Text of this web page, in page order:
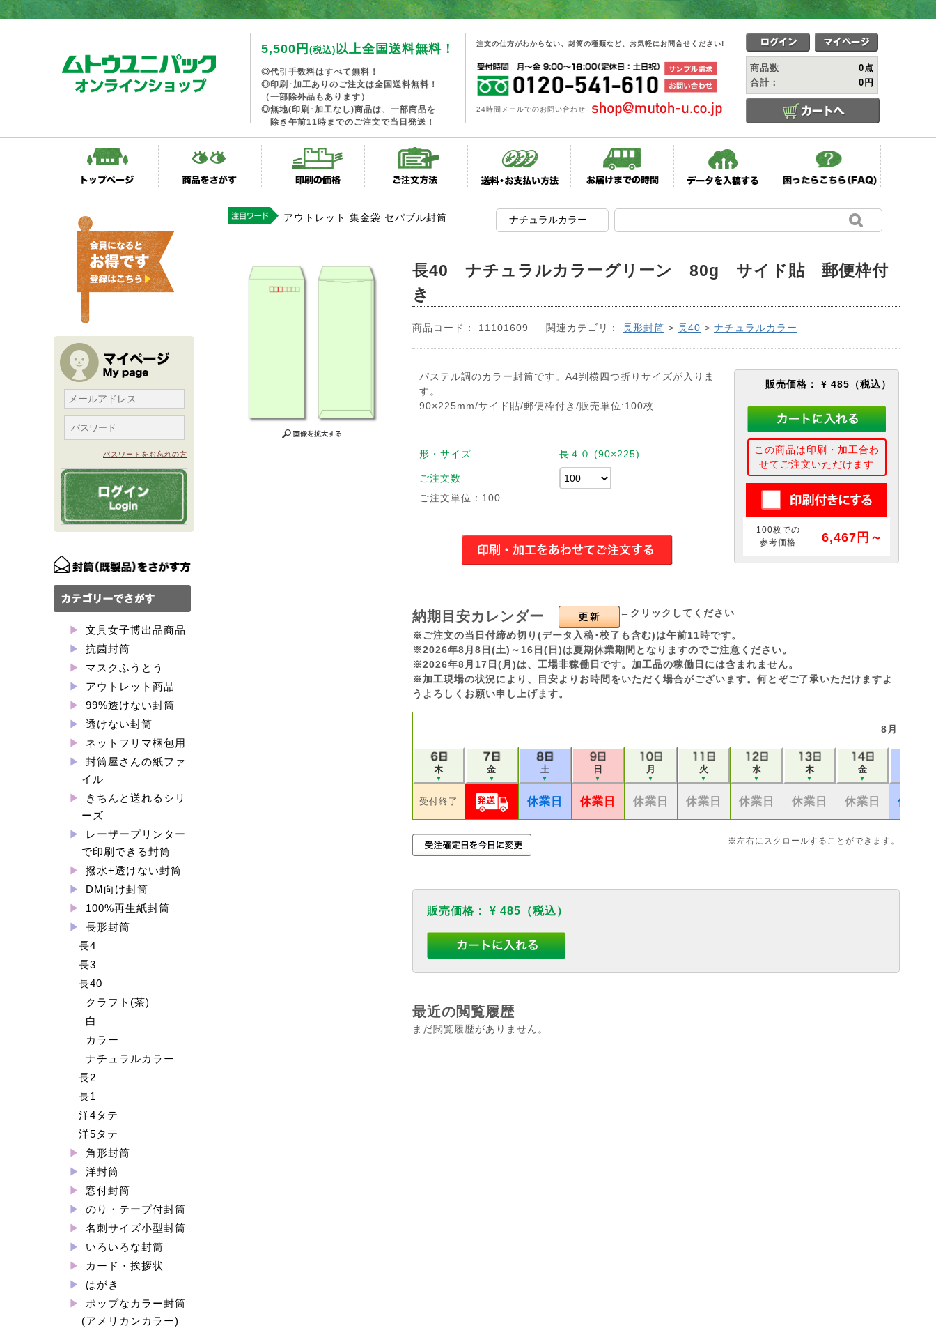
5,500円 (税込)以上全国送料無料！
◎代引手数料はすべて無料！
◎印刷･加工ありのご注文は全国送料無料！
（一部除外品もあります）
◎無地(印刷･加工なし)商品は、一部商品を
除き午前11時までのご注文で当日発送！
注文の仕方がわからない、封筒の種類など、お気軽にお問合せください!
24時間メールでのお問い合わせ
商品数
0点
合計：
0円
パスワードをお忘れの方
文具女子博出品商品
抗菌封筒
マスクふうとう
アウトレット商品
99%透けない封筒
透けない封筒
ネットフリマ梱包用
封筒屋さんの紙ファ
イル
きちんと送れるシリ
ーズ
レーザープリンター
で印刷できる封筒
撥水+透けない封筒
DM向け封筒
100%再生紙封筒
長形封筒
長4
長3
長40
クラフト(茶)
白
カラー
ナチュラルカラー
長2
長1
洋4タテ
洋5タテ
角形封筒
洋封筒
窓付封筒
のり・テープ付封筒
名刺サイズ小型封筒
いろいろな封筒
カード・挨拶状
はがき
ポップなカラー封筒
(アメリカンカラー)
アウトレット 集金袋 セパブル封筒
長40 ナチュラルカラーグリーン 80g サイド貼 郵便枠付
き
商品コード： 11101609 関連カテゴリ： 長形封筒 > 長40 > ナチュラルカラー
パステル調のカラー封筒です。A4判横四つ折りサイズが入りま
す。
90×225mm/サイド貼/郵便枠付き/販売単位:100枚
形・サイズ 長４０ (90×225)
ご注文数
ご注文単位：100
販売価格： ¥ 485 （税込）
この商品は印刷・加工合わ
せてご注文いただけます
100枚での
参考価格
6,467円～
納期目安カレンダー
←クリックしてください
※ご注文の当日付締め切り(データ入稿･校了も含む)は午前11時です。
※2026年8月8日(土)～16日(日)は夏期休業期間となりますのでご注意ください。
※2026年8月17日(月)は、工場非稼働日です。加工品の稼働日には含まれません。
※加工現場の状況により、目安よりお時間をいただく場合がございます。何とぞご了承いただけますよ
うよろしくお願い申し上げます。
8月
木
▼
金
▼
土
▼
日
▼
月
▼
火
▼
水
▼
木
▼
金
▼
受付終了 休業日 休業日 休業日 休業日 休業日 休業日 休業日 休業日
※左右にスクロールすることができます。
販売価格： ¥ 485 （税込）
最近の閲覧履歴
まだ閲覧履歴がありません。